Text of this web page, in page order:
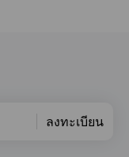
ลงทะเบียน